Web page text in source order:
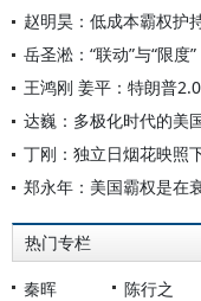
赵明昊：低成本霸权护
岳圣淞：“联动”与“限度
王鸿刚 姜平：特朗普
达巍：多极化时代的美
丁刚：独立日烟花映照
郑永年：美国霸权是在
热门专栏
秦晖 陈行之